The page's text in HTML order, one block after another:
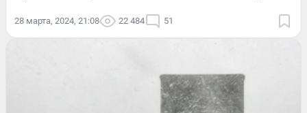
28 марта, 2024, 21:08 22 484 51